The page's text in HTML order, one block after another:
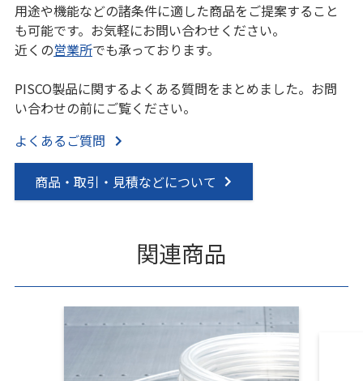
用途や機能などの諸条件に適した商品をご提案すること
も可能です。お気軽にお問い合わせください。
近くの営業所でも承っております。
PISCO製品に関するよくある質問をまとめました。お問
い合わせの前にご覧ください。
よくあるご質問
商品・取引・見積などについて
関連商品